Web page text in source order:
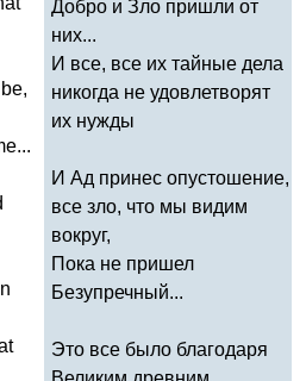
be,
...
Добро и Зло пришли от
них...
И все, все их тайные дела
никогда не удовлетворят
их нужды
И Ад принес опустошение,
все зло, что мы видим
вокруг,
Пока не пришел
Безупречный...
Это все было благодаря